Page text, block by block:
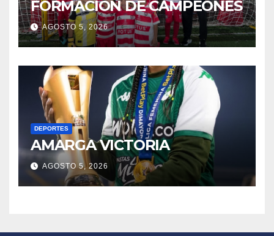
FORMACIÓN DE CAMPEONES
AGOSTO 5, 2026
DEPORTES
AMARGA VICTORIA
AGOSTO 5, 2026